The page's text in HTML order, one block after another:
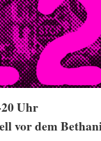
Uhr
vor dem